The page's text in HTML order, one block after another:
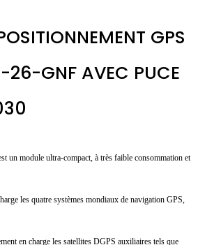
GPS
26-GNF AVEC PUCE
un module ultra-compact, à très faible consommation et
les quatre systèmes mondiaux de navigation GPS,
en charge les satellites DGPS auxiliaires tels que